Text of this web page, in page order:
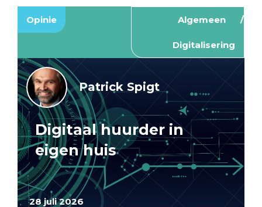
Opinie Algemeen
Digitalisering
28 juli 2026
Patrick Spigt
Digitaal huurder in
eigen huis